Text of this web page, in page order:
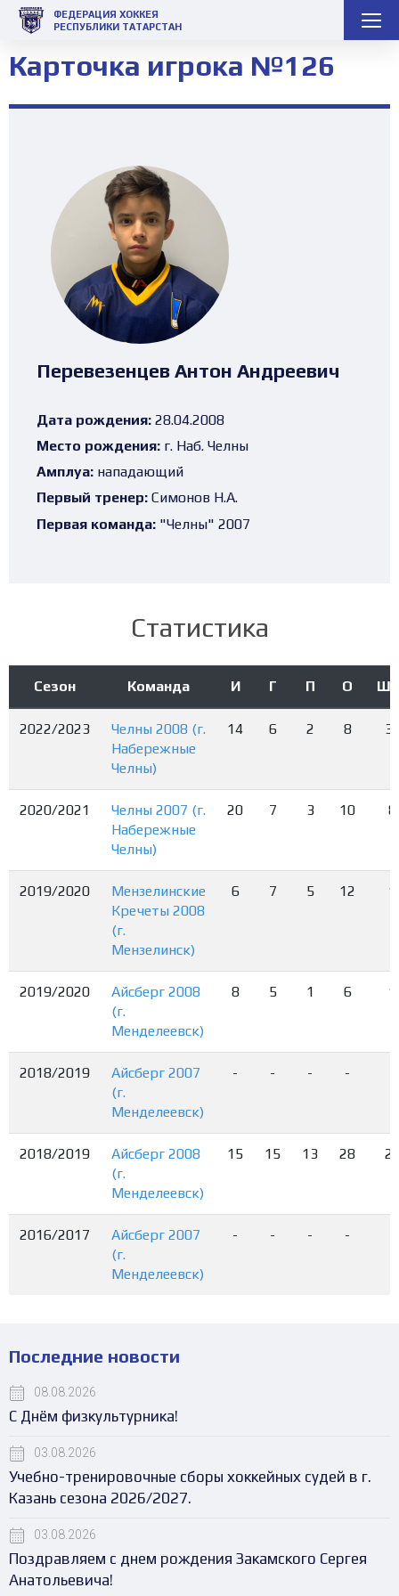
ФЕДЕРАЦИЯ ХОККЕЯ
РЕСПУБЛИКИ ТАТАРСТАН
Карточка игрока №126
Перевезенцев Антон Андреевич
Дата рождения: 28.04.2008
Место рождения: г. Наб. Челны
Амплуа: нападающий
Первый тренер: Симонов Н.А.
Первая команда: "Челны" 2007
Статистика
Сезон Команда И Г П О
2022/2023
Челны 2008 (г.
Набережные
Челны)
14 6 2 8
2020/2021
Челны 2007 (г.
Набережные
Челны)
20 7 3 10 8
2019/2020
Мензелинские
Кречеты 2008
(г.
Мензелинск)
6 7 5 12 1
2019/2020
Айсберг 2008
(г.
Менделеевск)
8 5 1 6 1
2018/2019
Айсберг 2007
(г.
Менделеевск)
- - - -
2018/2019
Айсберг 2008
(г.
Менделеевск)
15 15 13 28
2016/2017
Айсберг 2007
(г.
Менделеевск)
- - - -
Последние новости
08.08.2026
С Днём физкультурника!
03.08.2026
Учебно-тренировочные сборы хоккейных судей в г.
Казань сезона 2026/2027.
03.08.2026
Поздравляем с днем рождения Закамского Сергея
Анатольевича!